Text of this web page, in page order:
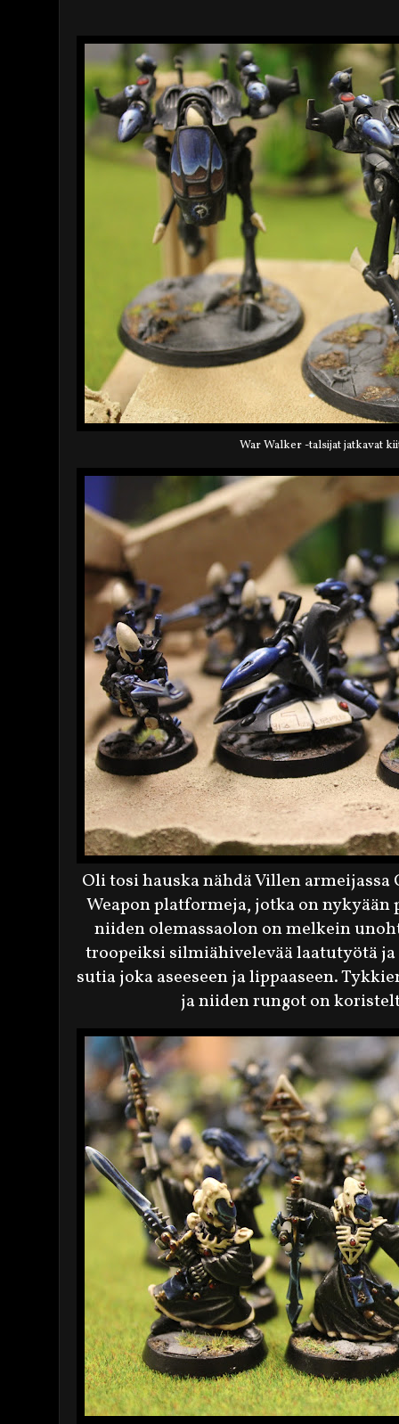
War Walker -talsijat jatkavat
Oli tosi hauska nähdä Villen
Weapon platformeja, jotka on
niiden olemassaolon on melkein
troopeiksi silmiähivelevää laatutyötä
sutia joka aseeseen ja lippaaseen.
ja niiden rungot on